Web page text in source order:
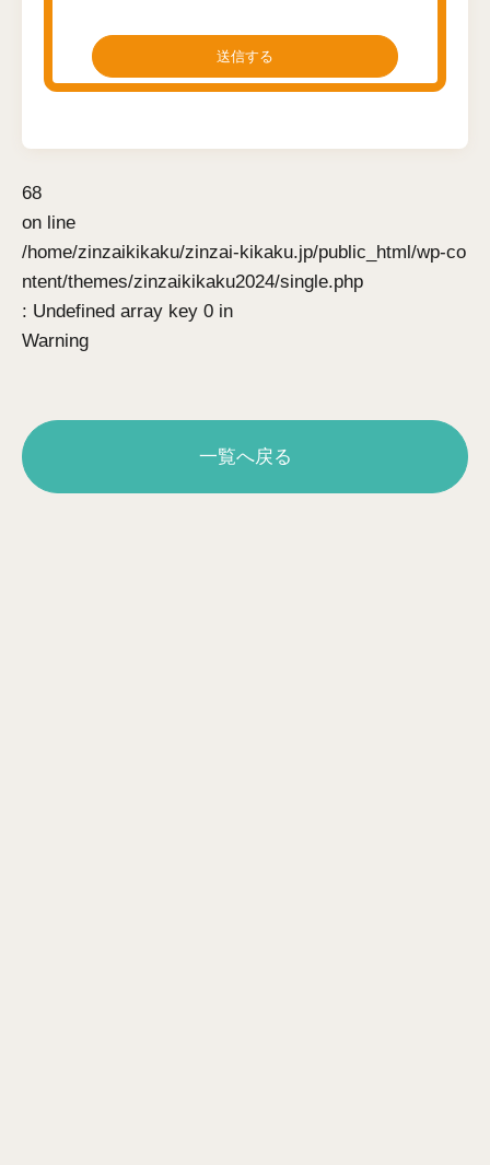
Warning
: Undefined array key 0 in
/home/zinzaikikaku/zinzai-kikaku.jp/public_html/wp-co
ntent/themes/zinzaikikaku2024/single.php
on line
68
一覧へ戻る